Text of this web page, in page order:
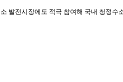
발전시장에도 적극 참여해 국내 청정